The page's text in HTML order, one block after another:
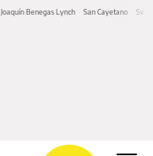
Joaquín Benegas Lynch San Cayetano